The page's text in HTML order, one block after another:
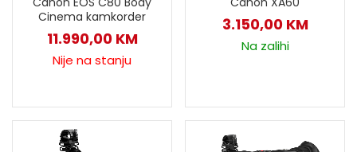
Cinema kamkorder
11.990,00 KM
Nije na stanju
3.150,00 KM
Na zalihi